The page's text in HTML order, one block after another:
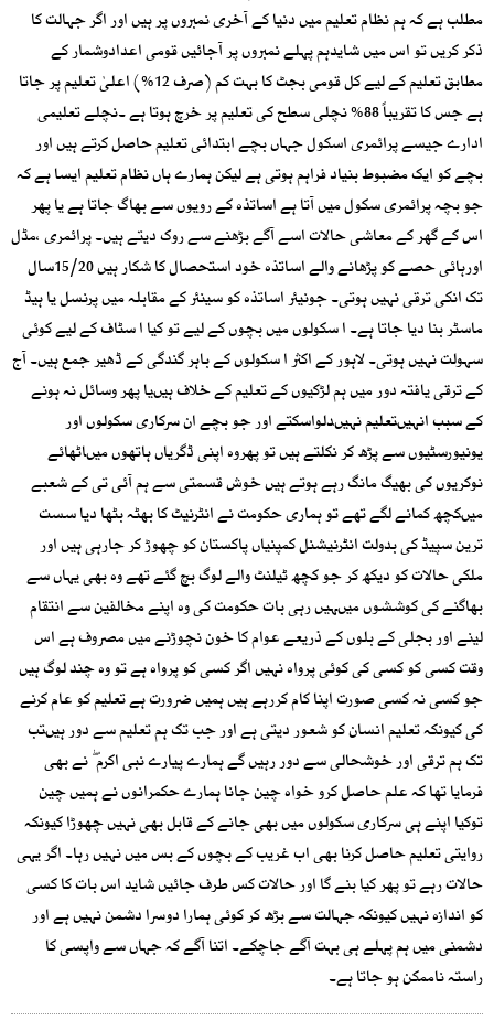
مطلب ہے کہ ہم نظام تعلیم میں دنیا کے آخری نمبروں پر ہیں اور اگر جہالت کا
ذکر کریں تو اس میں شایدہم پہلے نمبروں پر آجائیں قومی اعدادوشمار کے
مطابق تعلیم کے لیے کل قومی بجٹ کا بہت کم (صرف 12%) اعلیٰ تعلیم پر جاتا
ہے جس کا تقریباً 88% نچلی سطح کی تعلیم پر خرچ ہوتا ہے ۔نچلے تعلیمی
ادارے جیسے پرائمری اسکول جہاں بچے ابتدائی تعلیم حاصل کرتے ہیں اور
بچے کو ایک مضبوط بنیاد فراہم ہوتی ہے لیکن ہمارے ہاں نظام تعلیم ایسا ہے کہ
جو بچہ پرائمری سکول میں آتا ہے اساتذہ کے رویوں سے بھاگ جاتا ہے یا پھر
اس کے گھر کے معاشی حالات اسے آگے بڑھنے سے روک دیتے ہیں۔ پرائمری ،مڈل
اورہائی حصے کو پڑھانے والے اساتذہ خود استحصال کا شکار ہیں 15/20سال
تک انکی ترقی نہیں ہوتی۔ جونیئر اساتذہ کو سینئر کے مقابلہ میں پرنسل یا ہیڈ
ماسٹر بنا دیا جاتا ہے۔ ا سکولوں میں بچوں کے لیے تو کیا ا سٹاف کے لیے کوئی
سہولت نہیں ہوتی۔ لاہور کے اکثر ا سکولوں کے باہر گندگی کے ڈھیر جمع ہیں۔ آج
کے ترقی یافتہ دور میں ہم لڑکیوں کے تعلیم کے خلاف ہیںیا پھر وسائل نہ ہونے
کے سبب انہیںتعلیم نہیںدلواسکتے اور جو بچے ان سرکاری سکولوں اور
یونیورسٹیوں سے پڑھ کر نکلتے ہیں تو پھروہ اپنی ڈگریاں ہاتھوں میںاٹھائے
نوکریوں کی بھیگ مانگ رہے ہوتے ہیں خوش قسمتی سے ہم آئی تی کے شعبے
میںکچھ کمانے لگے تھے تو ہماری حکومت نے انٹرنیٹ کا بھٹہ بٹھا دیا سست
ترین سپیڈ کی بدولت انٹرنیشنل کمپنیاں پاکستان کو چھوڑ کر جارہی ہیں اور
ملکی حالات کو دیکھ کر جو کچھ ٹیلنٹ والے لوگ بچ گئے تھے وہ بھی یہاں سے
بھاگنے کی کوششوں میںہیں رہی بات حکومت کی وہ اپنے مخالفین سے انتقام
لینے اور بجلی کے بلوں کے ذریعے عوام کا خون نچوڑنے میں مصروف ہے اس
وقت کسی کو کسی کی کوئی پرواہ نہیں اگر کسی کو پرواہ ہے تو وہ چند لوگ ہیں
جو کسی نہ کسی صورت اپنا کام کررہے ہیں ہمیں ضرورت ہے تعلیم کو عام کرنے
کی کیونکہ تعلیم انسان کو شعور دیتی ہے اور جب تک ہم تعلیم سے دور ہیںتب
تک ہم ترقی اور خوشحالی سے دور رہیں گے ہمارے پیارے نبی اکرم ۖ نے بھی
فرمایا تھا کہ علم حاصل کرو خواہ چین جانا ہمارے حکمرانوں نے ہمیں چین
توکیا اپنے ہی سرکاری سکولوں میں بھی جانے کے قابل بھی نہیں چھوڑا کیونکہ
روایتی تعلیم حاصل کرنا بھی اب غریب کے بچوں کے بس میں نہیں رہا۔ اگر یہی
حالات رہے تو پھر کیا بنے گا اور حالات کس طرف جائیں شاید اس بات کا کسی
کو اندازہ نہیں کیونکہ جہالت سے بڑھ کر کوئی ہمارا دوسرا دشمن نہیں ہے اور
دشمنی میں ہم پہلے ہی بہت آگے جاچکے۔ اتنا آگے کہ جہاں سے واپسی کا
راستہ ناممکن ہو جاتا ہے۔